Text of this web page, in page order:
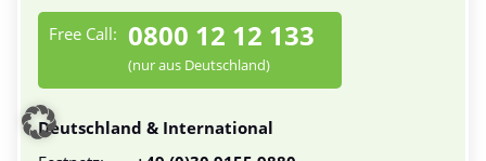
Free Call: 0800 12 12 133
(nur aus Deutschland)
Deutschland & International